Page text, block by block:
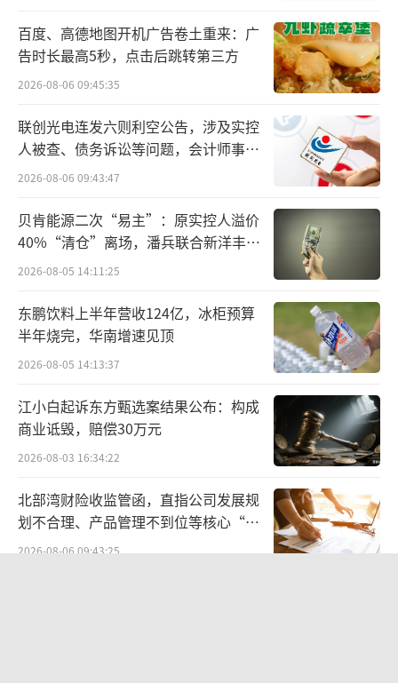
实际上，早在2021年2月5日，许安就曾收
到原贵州银保监局的罚单，原因为“对贵州银
行理财产品相互调节收益问题负有直接领导责
任”。
据不完全梳理，今年以来，贵州银行收到
了6张罚单，共计被罚285万元。
5月23日，贵州银行平坝支行因“贷后检查
不尽职，资金用途不真实”被国家金融监管总
局安顺监管分局罚款20万元。此外，贵州银行
安顺分行、六盘水分行、独山支行、黔南分
行、荔波支行收到罚单，涉及“贷款管理不规
范、办理无真实贸易背景的票据业务、利用资
金中介虚增存贷款规模”等违规行为。
2022年6月，贵州银行业曾涉及13项违
规，被中国人民银行贵阳中心支行罚款284万
元。
百度、高德地图开机广告卷土重来：广
告时长最高5秒，点击后跳转第三方
2026-08-06 09:45:35
联创光电连发六则利空公告，涉及实控
人被查、债务诉讼等问题，会计师事务
所曾出具“保留意见”
2026-08-06 09:43:47
贝肯能源二次“易主”：原实控人溢价
40%“清仓”离场，潘兵联合新洋丰、
宏科百世拟入主
2026-08-05 14:11:25
东鹏饮料上半年营收124亿，冰柜预算
半年烧完，华南增速见顶
2026-08-05 14:13:37
江小白起诉东方甄选案结果公布：构成
商业诋毁，赔偿30万元
2026-08-03 16:34:22
北部湾财险收监管函，直指公司发展规
划不合理、产品管理不到位等核心“痛
点”
2026-08-06 09:43:25